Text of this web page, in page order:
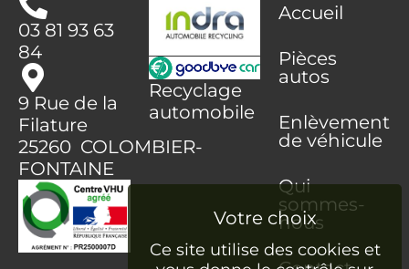
03 81 93 63
84
9 Rue de la
Filature
25260 COLOMBIER-
FONTAINE
Recyclage
automobile
Accueil
Pièces
autos
Enlèvement
de véhicule
Qui
sommes-
nous
Ce site utilise des cookies et